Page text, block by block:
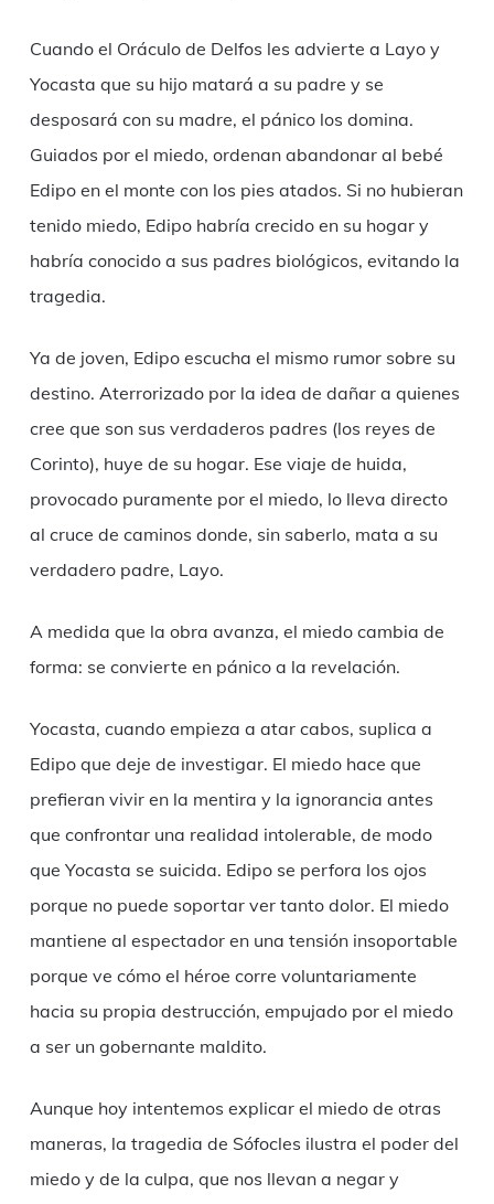
Cuando el Oráculo de Delfos les advierte a Layo y
Yocasta que su hijo matará a su padre y se
desposará con su madre, el pánico los domina.
Guiados por el miedo, ordenan abandonar al bebé
Edipo en el monte con los pies atados. Si no hubieran
tenido miedo, Edipo habría crecido en su hogar y
habría conocido a sus padres biológicos, evitando la
tragedia.
Ya de joven, Edipo escucha el mismo rumor sobre su
destino. Aterrorizado por la idea de dañar a quienes
cree que son sus verdaderos padres (los reyes de
Corinto), huye de su hogar. Ese viaje de huida,
provocado puramente por el miedo, lo lleva directo
al cruce de caminos donde, sin saberlo, mata a su
verdadero padre, Layo.
A medida que la obra avanza, el miedo cambia de
forma: se convierte en pánico a la revelación.
Yocasta, cuando empieza a atar cabos, suplica a
Edipo que deje de investigar. El miedo hace que
prefieran vivir en la mentira y la ignorancia antes
que confrontar una realidad intolerable, de modo
que Yocasta se suicida. Edipo se perfora los ojos
porque no puede soportar ver tanto dolor. El miedo
mantiene al espectador en una tensión insoportable
porque ve cómo el héroe corre voluntariamente
hacia su propia destrucción, empujado por el miedo
a ser un gobernante maldito.
Aunque hoy intentemos explicar el miedo de otras
maneras, la tragedia de Sófocles ilustra el poder del
miedo y de la culpa, que nos llevan a negar y